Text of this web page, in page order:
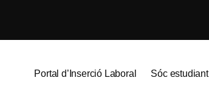
Portal d’Inserció Laboral Sóc estudiant